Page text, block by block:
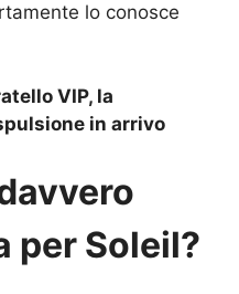
lo conosce
VIP, la
in arrivo
per Soleil?